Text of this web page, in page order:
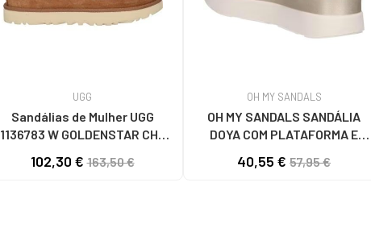
UGG
Sandálias de Mulher UGG
1136783 W GOLDENSTAR CHE
102,30 €163,50 €
OH MY SANDALS
OH MY SANDALS SANDÁLIA
DOYA COM PLATAFORMA E
BLANCO
40,55 € 57,95 €